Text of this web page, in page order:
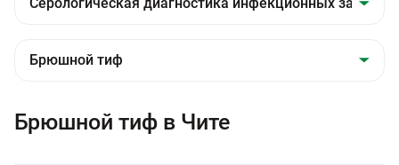
Брюшной тиф в Чите